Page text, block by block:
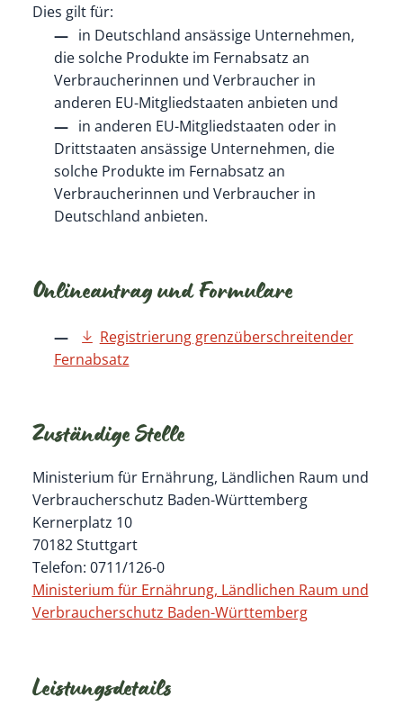
Dies gilt für:
in Deutschland ansässige Unternehmen,
die solche Produkte im Fernabsatz an
Verbraucherinnen und Verbraucher in
anderen EU-Mitgliedstaaten anbieten und
in anderen EU-Mitgliedstaaten oder in
Drittstaaten ansässige Unternehmen, die
solche Produkte im Fernabsatz an
Verbraucherinnen und Verbraucher in
Deutschland anbieten.
Onlineantrag und Formulare
Registrierung grenzüberschreitender
Fernabsatz
Zuständige Stelle
Ministerium für Ernährung, Ländlichen Raum und
Verbraucherschutz Baden-Württemberg
Kernerplatz 10
70182 Stuttgart
Telefon: 0711/126-0
Ministerium für Ernährung, Ländlichen Raum und
Verbraucherschutz Baden-Württemberg
Leistungsdetails